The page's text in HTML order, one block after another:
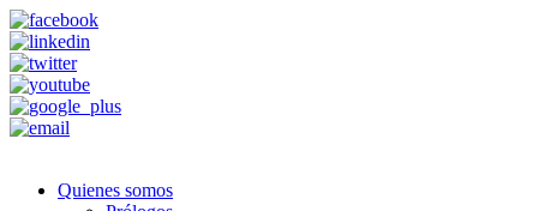
Quienes somos